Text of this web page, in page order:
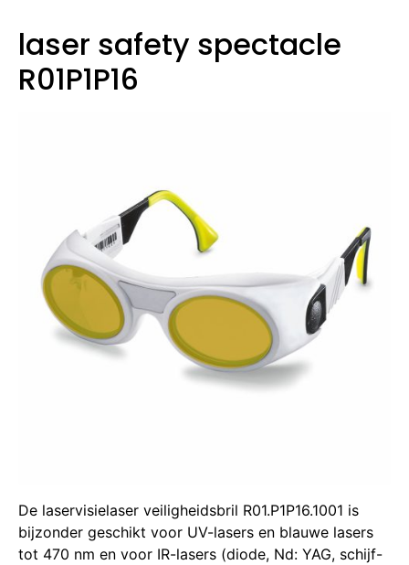
laser safety spectacle
R01P1P16
De laservisielaser veiligheidsbril R01.P1P16.1001 is
bijzonder geschikt voor UV-lasers en blauwe lasers
tot 470 nm en voor IR-lasers (diode, Nd: YAG, schijf-